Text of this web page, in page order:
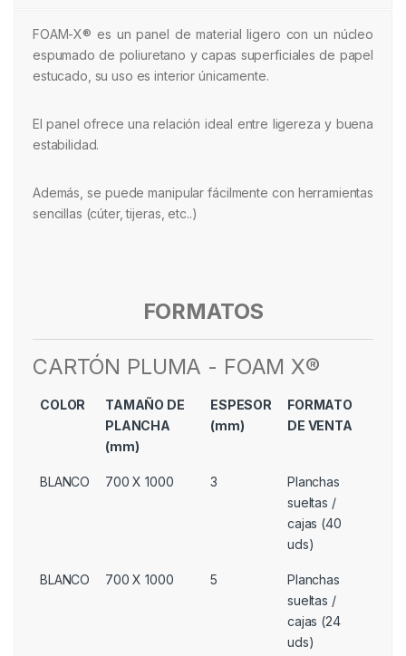
FOAM-X® es un panel de material ligero con un núcleo
espumado de poliuretano y capas superficiales de papel
estucado, su uso es interior únicamente.
El panel ofrece una relación ideal entre ligereza y buena
estabilidad.
Además, se puede manipular fácilmente con herramientas
sencillas (cúter, tijeras, etc..)
FORMATOS
CARTÓN PLUMA - FOAM X®
COLOR
TAMAÑO DE
PLANCHA
(mm)
ESPESOR
(mm)
FORMATO
DE VENTA
BLANCO 700 X 1000 3
Planchas
sueltas /
cajas (40
uds)
BLANCO 700 X 1000 5
Planchas
sueltas /
cajas (24
uds)